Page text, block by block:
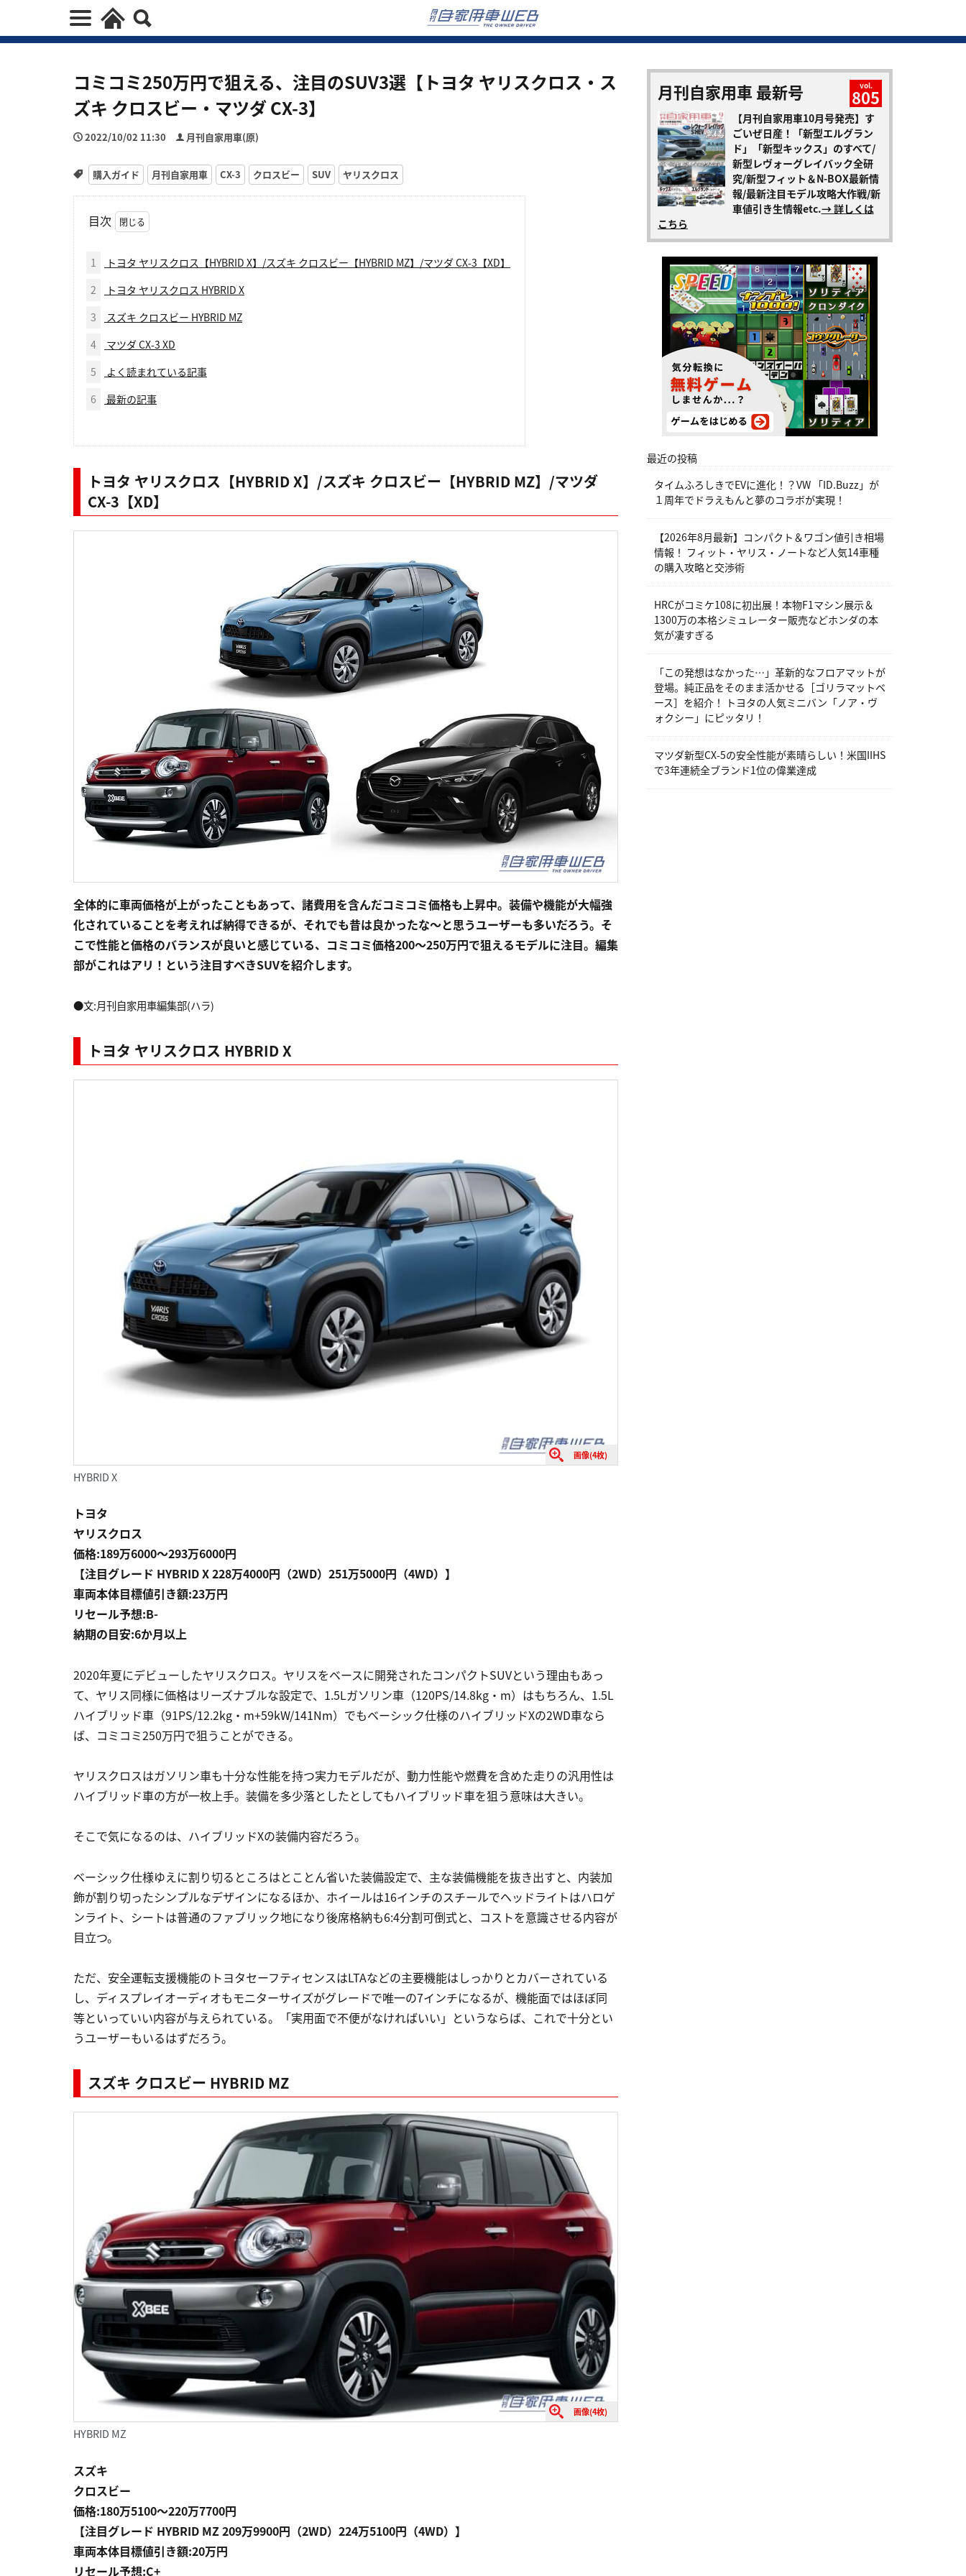
コミコミ250万円で狙える、注目のSUV3選【トヨタ ヤリスクロス・ス
ズキ クロスビー・マツダ CX-3】
2022/10/02 11:30 月刊自家用車(原)
購入ガイド 月刊自家用車 CX-3 クロスビー SUV ヤリスクロス
目次
1
トヨタ ヤリスクロス【HYBRID X】/スズキ クロスビー【HYBRID MZ】/マツダ CX-3【XD】
2
トヨタ ヤリスクロス HYBRID X
3
スズキ クロスビー HYBRID MZ
4
マツダ CX-3 XD
5
よく読まれている記事
6
最新の記事
トヨタ ヤリスクロス【HYBRID X】/スズキ クロスビー【HYBRID MZ】/マツダ
CX-3【XD】
全体的に車両価格が上がったこともあって、諸費用を含んだコミコミ価格も上昇中。装備や機能が大幅強
化されていることを考えれば納得できるが、それでも昔は良かったな〜と思うユーザーも多いだろう。そ
こで性能と価格のバランスが良いと感じている、コミコミ価格200〜250万円で狙えるモデルに注目。編集
部がこれはアリ！という注目すべきSUVを紹介します。
●文:月刊自家用車編集部(ハラ)
トヨタ ヤリスクロス HYBRID X
画像(4枚)
HYBRID X
トヨタ
ヤリスクロス
価格:189万6000〜293万6000円
【注目グレード HYBRID X 228万4000円（2WD）251万5000円（4WD）】
車両本体目標値引き額:23万円
リセール予想:B-
納期の目安:6か月以上
2020年夏にデビューしたヤリスクロス。ヤリスをベースに開発されたコンパクトSUVという理由もあっ
て、ヤリス同様に価格はリーズナブルな設定で、1.5Lガソリン車（120PS/14.8kg・m）はもちろん、1.5L
ハイブリッド車（91PS/12.2kg・m+59kW/141Nm）でもベーシック仕様のハイブリッドXの2WD車なら
ば、コミコミ250万円で狙うことができる。
ヤリスクロスはガソリン車も十分な性能を持つ実力モデルだが、動力性能や燃費を含めた走りの汎用性は
ハイブリッド車の方が一枚上手。装備を多少落としたとしてもハイブリッド車を狙う意味は大きい。
そこで気になるのは、ハイブリッドXの装備内容だろう。
ベーシック仕様ゆえに割り切るところはとことん省いた装備設定で、主な装備機能を抜き出すと、内装加
飾が割り切ったシンプルなデザインになるほか、ホイールは16インチのスチールでヘッドライトはハロゲ
ンライト、シートは普通のファブリック地になり後席格納も6:4分割可倒式と、コストを意識させる内容が
目立つ。
ただ、安全運転支援機能のトヨタセーフティセンスはLTAなどの主要機能はしっかりとカバーされている
し、ディスプレイオーディオもモニターサイズがグレードで唯一の7インチになるが、機能面ではほぼ同
等といっていい内容が与えられている。「実用面で不便がなければいい」というならば、これで十分とい
うユーザーもいるはずだろう。
スズキ クロスビー HYBRID MZ
画像(4枚)
HYBRID MZ
スズキ
クロスビー
価格:180万5100〜220万7700円
【注目グレード HYBRID MZ 209万9900円（2WD）224万5100円（4WD）】
車両本体目標値引き額:20万円
リセール予想:C+
月刊自家用車 最新号 vol.
805
【月刊自家用車10月号発売】す
ごいぜ日産！「新型エルグラン
ド」「新型キックス」のすべて/
新型レヴォーグレイバック全研
究/新型フィット＆N-BOX最新情
報/最新注目モデル攻略大作戦/新
車値引き生情報etc.→ 詳しくは
こちら
最近の投稿
タイムふろしきでEVに進化！？VW 「ID.Buzz」が
１周年でドラえもんと夢のコラボが実現！
【2026年8月最新】コンパクト＆ワゴン値引き相場
情報！ フィット・ヤリス・ノートなど人気14車種
の購入攻略と交渉術
HRCがコミケ108に初出展！本物F1マシン展示＆
1300万の本格シミュレーター販売などホンダの本
気が凄すぎる
「この発想はなかった…」革新的なフロアマットが
登場。純正品をそのまま活かせる［ゴリラマットベ
ース］を紹介！ トヨタの人気ミニバン「ノア・ヴ
ォクシー」にピッタリ！
マツダ新型CX-5の安全性能が素晴らしい！米国IIHS
で3年連続全ブランド1位の偉業達成